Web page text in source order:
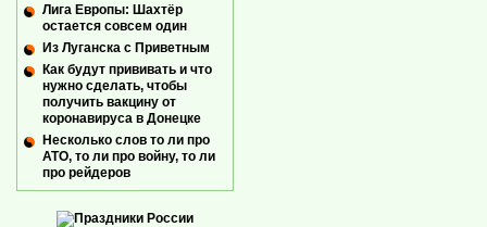
Лига Европы: Шахтёр
остается совсем один
Из Луганска с Приветным
Как будут прививать и что
нужно сделать, чтобы
получить вакцину от
коронавируса в Донецке
Несколько слов то ли про
АТО, то ли про войну, то ли
про рейдеров